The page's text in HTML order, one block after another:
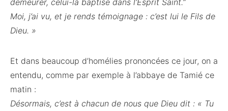
demeurer, celui-là baptise dans l’Esprit Saint.”
Moi, j’ai vu, et je rends témoignage : c’est lui le Fils de
Dieu. »
Et dans beaucoup d’homélies prononcées ce jour, on a
entendu, comme par exemple à l’abbaye de Tamié ce
matin :
Désormais, c’est à chacun de nous que Dieu dit : « Tu